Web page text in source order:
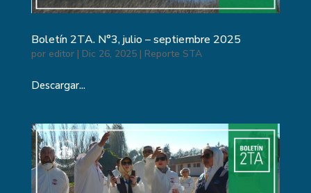
Boletín 2TA. N°3, julio – septiembre 2025
por editor| Dic 26, 2025| Reporte STA
Descargar...